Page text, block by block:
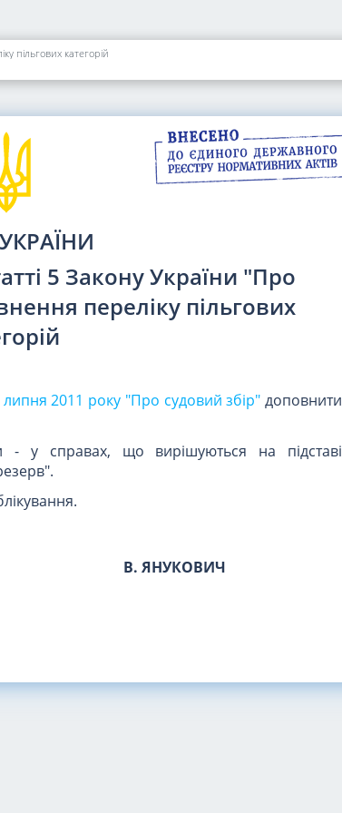
пільгових категорій
5 Закону України "Про
переліку пільгових
липня 2011 року "Про судовий збір" доповнити
- у справах, що вирішуються на підставі
В. ЯНУКОВИЧ